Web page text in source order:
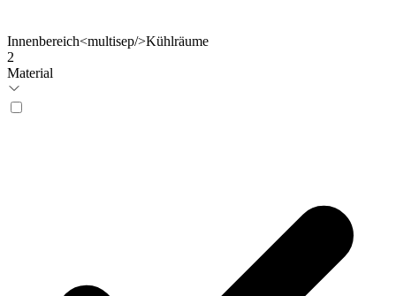
Innenbereich<multisep/>Kühlräume
2
Material